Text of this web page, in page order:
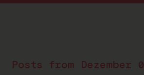
Posts from Dezember 0